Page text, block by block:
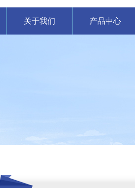
关于我们 产品中心